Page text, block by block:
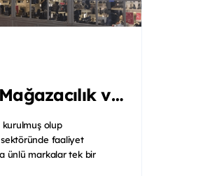
Marka Park Mağazacılık ve Paz A.ş.
kurulmuş olup
sektöründe faaliyet
ünlü markalar tek bir